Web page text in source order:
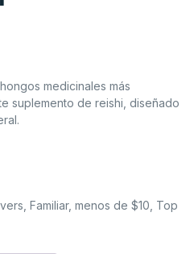
medicinales más
suplemento de reishi, diseñado
Familiar, menos de $10 Top